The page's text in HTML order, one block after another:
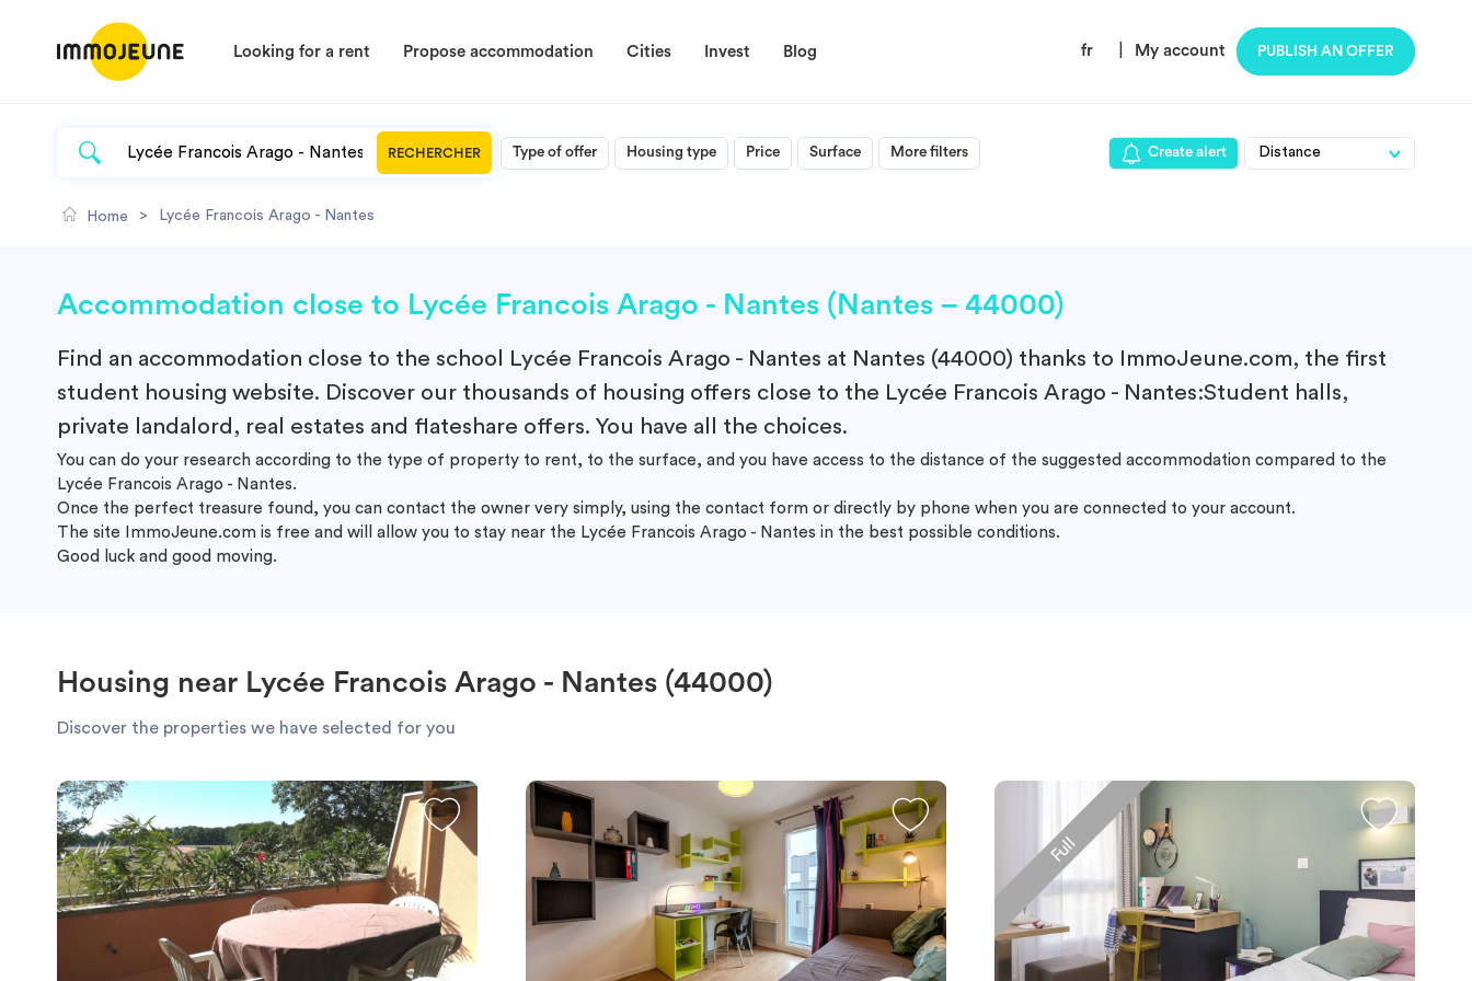
Looking for a rent Propose accommodation Cities Invest Blog fr My account PUBLISH AN OFFER
RECHERCHER Type of offer Housing type Price Surface More filters Create alert
Home > Lycée Francois Arago - Nantes
Accommodation close to Lycée Francois Arago - Nantes (Nantes – 44000)
Find an accommodation close to the school Lycée Francois Arago - Nantes at Nantes (44000) thanks to ImmoJeune.com, the first
student housing website. Discover our thousands of housing offers close to the Lycée Francois Arago - Nantes:Student halls,
private landalord, real estates and flateshare offers. You have all the choices.
You can do your research according to the type of property to rent, to the surface, and you have access to the distance of the suggested accommodation compared to the
Lycée Francois Arago - Nantes.
Once the perfect treasure found, you can contact the owner very simply, using the contact form or directly by phone when you are connected to your account.
The site ImmoJeune.com is free and will allow you to stay near the Lycée Francois Arago - Nantes in the best possible conditions.
Good luck and good moving.
Housing near Lycée Francois Arago - Nantes (44000)
Discover the properties we have selected for you
Full